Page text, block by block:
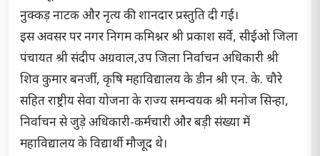
नुक्कड़ नाटक और नृत्य की शानदार प्रस्तुति दी गई।
इस अवसर पर नगर निगम कमिश्नर श्री प्रकाश सर्वे, सीईओ जिला
पंचायत श्री संदीप अग्रवाल,उप जिला निर्वाचन अधिकारी श्री
शिव कुमार बनर्जी, कृषि महाविद्यालय के डीन श्री एन. के. चौरे
सहित राष्ट्रीय सेवा योजना के राज्य समन्वयक श्री मनोज सिन्हा,
निर्वाचन से जुड़े अधिकारी-कर्मचारी और बड़ी संख्या में
महाविद्यालय के विद्यार्थी मौजूद थे।